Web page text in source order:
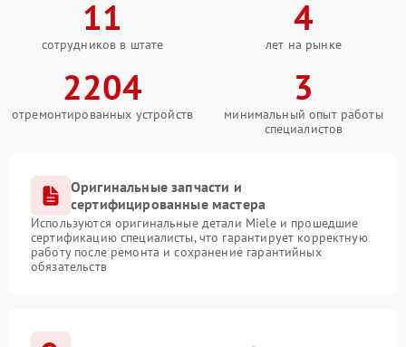
11
сотрудников в штате
4
лет на рынке
2204
отремонтированных устройств
3
минимальный опыт работы
специалистов
Оригинальные запчасти и
сертифицированные мастера
Используются оригинальные детали Miele и прошедшие
сертификацию специалисты, что гарантирует корректную
работу после ремонта и сохранение гарантийных
обязательств